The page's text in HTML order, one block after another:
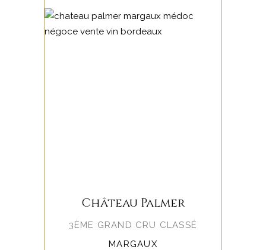
Château Palmer
3ÈME GRAND CRU CLASSÉ
MARGAUX